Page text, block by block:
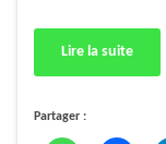
Lire la suite
Partager :